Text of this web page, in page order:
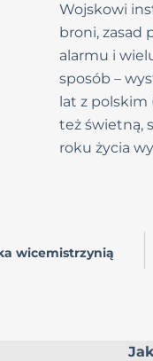
Wojskowi
broni, zasad
alarmu i
sposób –
lat z polskim
też świetną,
roku życia
wicemistrzynią